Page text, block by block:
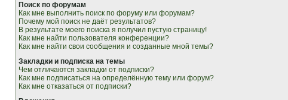
Поиск по форумам
Как мне выполнить поиск по форуму или форумам?
Почему мой поиск не даёт результатов?
В результате моего поиска я получил пустую страницу!
Как мне найти пользователя конференции?
Как мне найти свои сообщения и созданные мной темы?
Закладки и подписка на темы
Чем отличаются закладки от подписки?
Как мне подписаться на определённую тему или форум?
Как мне отказаться от подписки?